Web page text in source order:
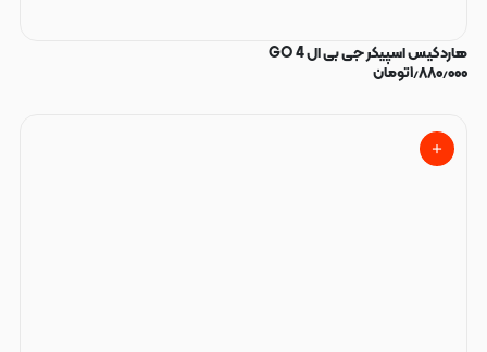
هاردکیس اسپیکر جی بی ال GO 4
۱٫۸۸۰٫۰۰۰تومان